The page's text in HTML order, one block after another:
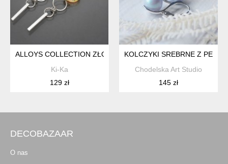
ALLOYS COLLECTION ZŁOTE OBRĄCZKI - KOLCZYKI
Ki-Ka
129 zł
KOLCZYKI SREBRNE Z
Chodelska Art Studio
145 zł
DECOBAZAAR
O nas